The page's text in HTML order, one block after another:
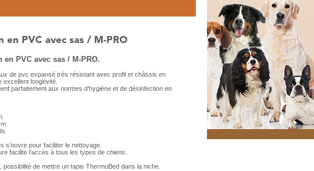
en PVC avec sas / M-PRO
PVC avec sas / M-PRO.
de pvc expansé très résistant avec profil et châssis en
excellent longévité.
parfaitement aux normes d’hygiène et de désinfection en
s’ouvre pour faciliter le nettoyage.
facilite l’accès à tous les types de chiens.
possibilité de mettre un tapis ThermoBed dans la niche.